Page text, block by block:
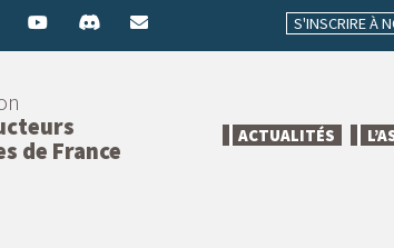
S'INSCRIRE À
de France
ACTUALITÉS